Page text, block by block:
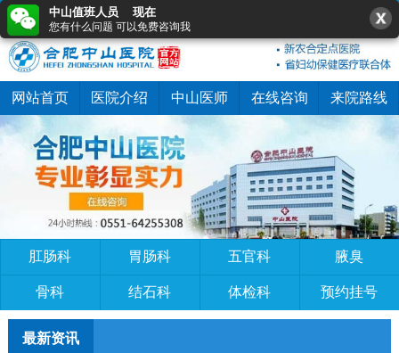
网站首页 医院介绍 中山医师 在线咨询 来院路线
肛肠科 胃肠科 五官科 腋臭
骨科 结石科 体检科 预约挂号
最新资讯
0551-64255308
中山值班人员 现在
您有什么问题 可以免费咨询我